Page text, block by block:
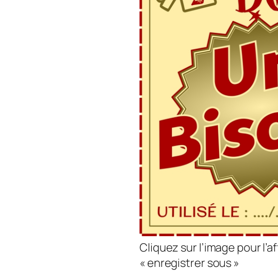
Cliquez sur l’image pour
« enregistrer sous »